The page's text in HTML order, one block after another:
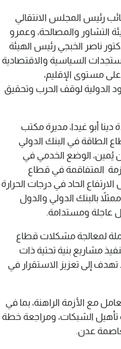
رئيس المجلس الانتقالي
التشاور والمصالحة، وعمرو
ناصر الخبجي رئيس الهيئة
السياسية والاقتصادية
على مستوى الإقليم،
الدولية لوقف الحرب وتحقيق
دينا أبو غيدا، مديرة مكتب
الطاقة في البنك الدولي
يُمين، الوضع الخدمي في
المتفاقمة في قطاع
الحاد في درجات الحرارة
بالبنك الدولي والدول
عاجلة ومستدامة.
لمعالجة مشكلات قطاع
مشاريع بنية تحتية ذات
إلى تعزيز الاستقرار في
مع الأزمة الراهنة، بما في
تأهيل الشبكات، ومراجعة خطة
عدن.